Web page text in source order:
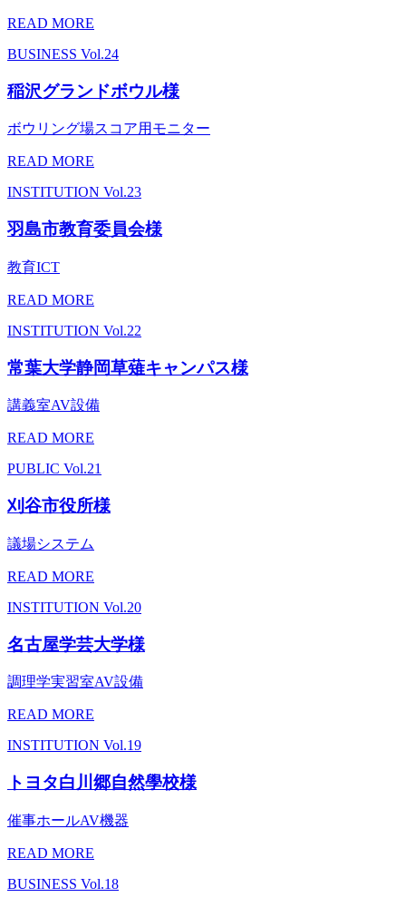
READ MORE
BUSINESS Vol.24
稲沢グランドボウル様
ボウリング場スコア用モニター
READ MORE
INSTITUTION Vol.23
羽島市教育委員会様
教育ICT
READ MORE
INSTITUTION Vol.22
常葉大学静岡草薙キャンパス様
講義室AV設備
READ MORE
PUBLIC Vol.21
刈谷市役所様
議場システム
READ MORE
INSTITUTION Vol.20
名古屋学芸大学様
調理学実習室AV設備
READ MORE
INSTITUTION Vol.19
トヨタ白川郷自然學校様
催事ホールAV機器
READ MORE
BUSINESS Vol.18